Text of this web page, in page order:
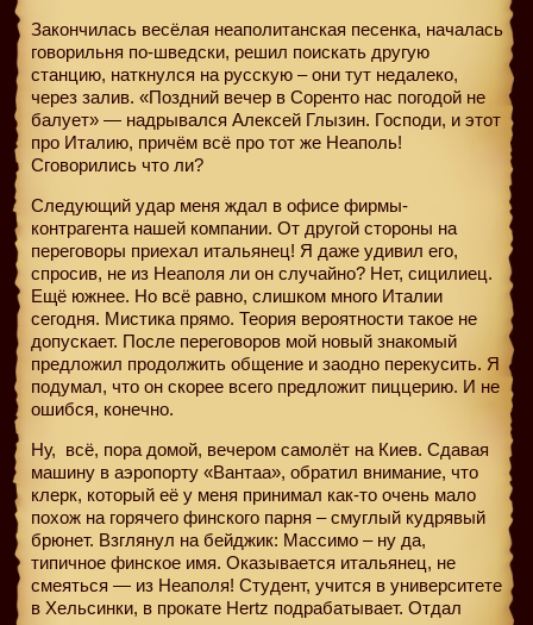
Закончилась весёлая неаполитанская песенка, началась
говорильня по-шведски, решил поискать другую
станцию, наткнулся на русскую – они тут недалеко,
через залив. «Поздний вечер в Соренто нас погодой не
балует» — надрывался Алексей Глызин. Господи, и этот
про Италию, причём всё про тот же Неаполь!
Сговорились что ли?
Следующий удар меня ждал в офисе фирмы-
контрагента нашей компании. От другой стороны на
переговоры приехал итальянец! Я даже удивил его,
спросив, не из Неаполя ли он случайно? Нет, сицилиец.
Ещё южнее. Но всё равно, слишком много Италии
сегодня. Мистика прямо. Теория вероятности такое не
допускает. После переговоров мой новый знакомый
предложил продолжить общение и заодно перекусить. Я
подумал, что он скорее всего предложит пиццерию. И не
ошибся, конечно.
Ну, всё, пора домой, вечером самолёт на Киев. Сдавая
машину в аэропорту «Вантаа», обратил внимание, что
клерк, который её у меня принимал как-то очень мало
похож на горячего финского парня – смуглый кудрявый
брюнет. Взглянул на бейджик: Массимо – ну да,
типичное финское имя. Оказывается итальянец, не
смеяться — из Неаполя! Студент, учится в университете
в Хельсинки, в прокате Hertz подрабатывает. Отдал